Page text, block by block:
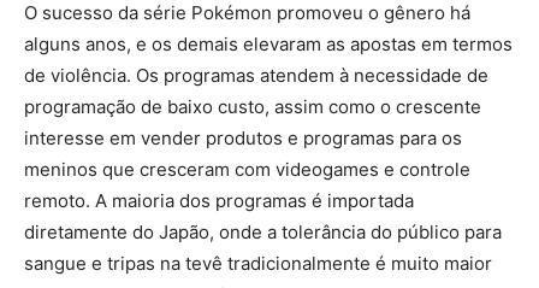
O sucesso da série Pokémon promoveu o gênero há
alguns anos, e os demais elevaram as apostas em termos
de violência. Os programas atendem à necessidade de
programação de baixo custo, assim como o crescente
interesse em vender produtos e programas para os
meninos que cresceram com videogames e controle
remoto. A maioria dos programas é importada
diretamente do Japão, onde a tolerância do público para
sangue e tripas na tevê tradicionalmente é muito maior